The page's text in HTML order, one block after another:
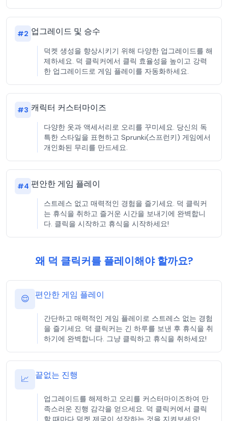
#2 업그레이드 및 승수
덕켓 생성을 향상시키기 위해 다양한 업그레이드를 해
제하세요. 덕 클릭커에서 클릭 효율성을 높이고 강력
한 업그레이드로 게임 플레이를 자동화하세요.
#3 캐릭터 커스터마이즈
다양한 옷과 액세서리로 오리를 꾸미세요. 당신의 독
특한 스타일을 표현하고 Sprunki(스프런키) 게임에서
개인화된 무리를 만드세요.
#4 편안한 게임 플레이
스트레스 없고 매력적인 경험을 즐기세요. 덕 클릭커
는 휴식을 취하고 즐거운 시간을 보내기에 완벽합니
다. 클릭을 시작하고 휴식을 시작하세요!
왜 덕 클릭커를 플레이해야 할까요?
😌 편안한 게임 플레이
간단하고 매력적인 게임 플레이로 스트레스 없는 경험
을 즐기세요. 덕 클릭커는 긴 하루를 보낸 후 휴식을 취
하기에 완벽합니다. 그냥 클릭하고 휴식을 취하세요!
📈 끝없는 진행
업그레이드를 해제하고 오리를 커스터마이즈하여 만
족스러운 진행 감각을 얻으세요. 덕 클릭커에서 클릭
할 때마다 덕켓 제국이 성장하는 것을 지켜보세요!